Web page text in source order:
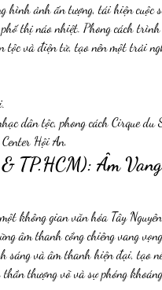
hình ảnh ấn tượng, tái hiện cuộc
thị náo nhiệt. Phong cách
tộc và điện tử, tạo nên một trải
dân tộc, phong cách Cirque du
Hội An.
TP.HCM): Âm
không gian văn hóa Tây
âm thanh cồng chiêng vang
sáng và âm thanh hiện đại, tạo
thượng võ và sự phóng